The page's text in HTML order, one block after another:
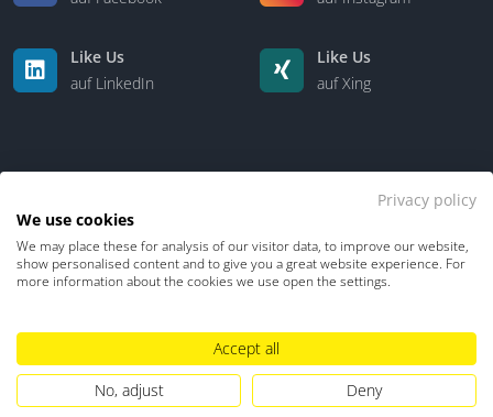
Like Us
auf LinkedIn
Like Us
auf Xing
Kontakt Über uns
Impressum
Hinweisgebersystem
Umgang mit KI
Privacy policy
We use cookies
We may place these for analysis of our visitor data, to improve our website,
show personalised content and to give you a great website experience. For
more information about the cookies we use open the settings.
Accept all
No, adjust
Deny